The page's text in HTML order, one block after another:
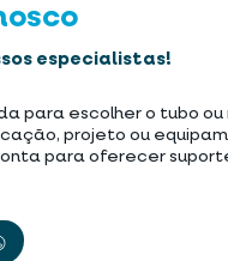
especialistas!
para escolher o tubo
projeto ou
para oferecer